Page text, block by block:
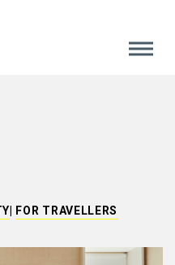
FOR TRAVELLERS